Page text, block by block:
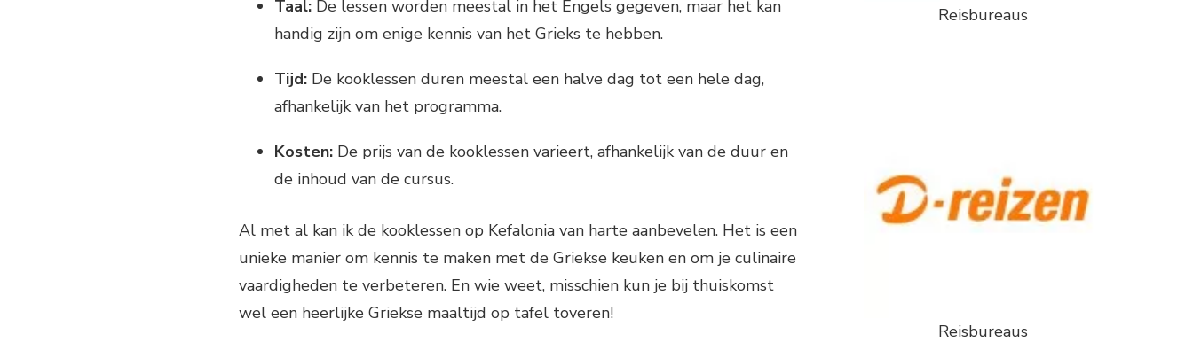
Taal: De lessen worden meestal in het Engels gegeven, maar het kan
handig zijn om enige kennis van het Grieks te hebben.
Tijd: De kooklessen duren meestal een halve dag tot een hele dag,
afhankelijk van het programma.
Kosten: De prijs van de kooklessen varieert, afhankelijk van de duur en
de inhoud van de cursus.
Al met al kan ik de kooklessen op Kefalonia van harte aanbevelen. Het is een
unieke manier om kennis te maken met de Griekse keuken en om je culinaire
vaardigheden te verbeteren. En wie weet, misschien kun je bij thuiskomst
wel een heerlijke Griekse maaltijd op tafel toveren!
Reisbureaus
Reisbureaus